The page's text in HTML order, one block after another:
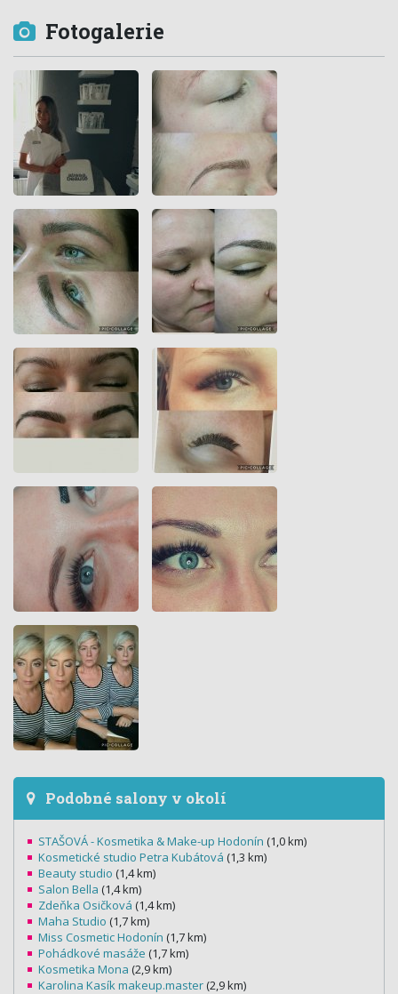
Fotogalerie
Podobné salony v okolí
STAŠOVÁ - Kosmetika & Make-up Hodonín (1,0 km)
Kosmetické studio Petra Kubátová (1,3 km)
Beauty studio (1,4 km)
Salon Bella (1,4 km)
Zdeňka Osičková (1,4 km)
Maha Studio (1,7 km)
Miss Cosmetic Hodonín (1,7 km)
Pohádkové masáže (1,7 km)
Kosmetika Mona (2,9 km)
Karolina Kasík makeup.master (2,9 km)